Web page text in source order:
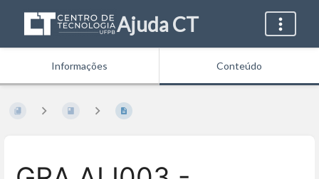
Ajuda CT
Informações Conteúdo